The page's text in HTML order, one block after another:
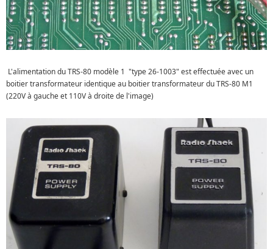
L'alimentation du TRS-80 modèle 1 "type 26-1003" est effectuée avec un
boitier transformateur identique au boitier transformateur du TRS-80 M1
(220V à gauche et 110V à droite de l'image)